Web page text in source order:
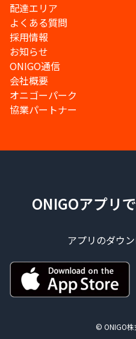
配達エリア
よくある質問
採用情報
お知らせ
ONIGO通信
会社概要
オニゴーパーク
協業パートナー
ONIGOアプリ
アプリのダウ
© ONIGO株